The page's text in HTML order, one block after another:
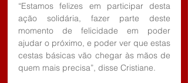
“Estamos felizes em participar desta
ação solidária, fazer parte deste
momento de felicidade em poder
ajudar o próximo, e poder ver que estas
cestas básicas vão chegar às mãos de
quem mais precisa”, disse Cristiane.